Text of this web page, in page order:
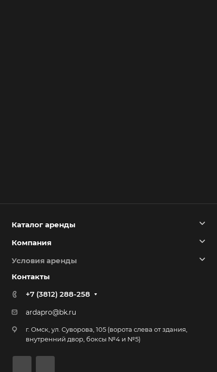
Каталог аренды
Компания
Условия аренды
Контакты
+7 (3812) 288-258
ardapro@bk.ru
г. Омск, ул. Суворова, 105 (ворота слева от здания,
внутренний двор, боксы №4 и №5)